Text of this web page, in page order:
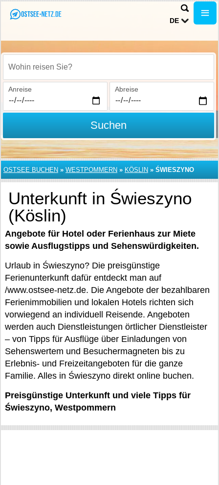
DE
Wohin reisen Sie?
Anreise Abreise
Suchen
OSTSEE BUCHEN » WESTPOMMERN » KÖSLIN » ŚWIESZYNO
Unterkunft in Świeszyno
(Köslin)
Angebote für Hotel oder Ferienhaus zur Miete
sowie Ausflugstipps und Sehenswürdigkeiten.
Urlaub in Świeszyno? Die preisgünstige
Ferienunterkunft dafür entdeckt man auf
/www.ostsee-netz.de. Die Angebote der bezahlbaren
Ferienimmobilien und lokalen Hotels richten sich
vorwiegend an individuell Reisende. Angeboten
werden auch Dienstleistungen örtlicher Dienstleister
– von Tipps für Ausflüge über Einladungen von
Sehenswertem und Besuchermagneten bis zu
Erlebnis- und Freizeitangeboten für die ganze
Familie. Alles in Świeszyno direkt online buchen.
Preisgünstige Unterkunft und viele Tipps für
Świeszyno, Westpommern